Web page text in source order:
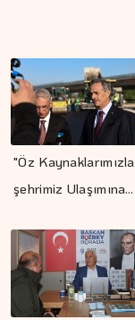
"Öz Kaynaklarımızla
şehrimiz Ulaşımına…